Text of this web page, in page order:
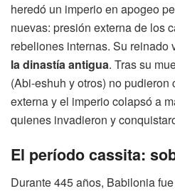
heredó un imperio en apogeo
nuevas: presión externa de los
rebeliones internas. Su reinado
la dinastía antigua. Tras su
(Abi-eshuh y otros) no pudieron
externa y el imperio colapsó a
quienes invadieron y
El período cassita:
Durante 445 años, Babilonia